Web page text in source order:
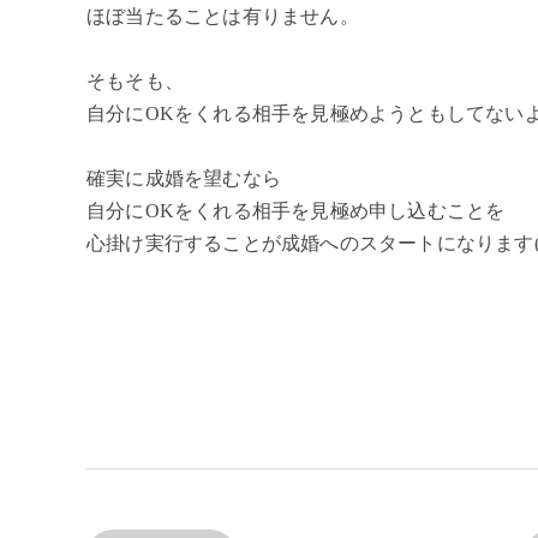
ほぼ当たることは有りません。
そもそも、
自分にOKをくれる相手を見極めようともしてない
確実に成婚を望むなら
自分にOKをくれる相手を見極め申し込むことを
心掛け実行することが成婚へのスタートになります